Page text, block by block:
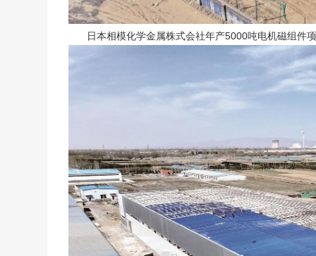
日本相模化学金属株式会社年产5000吨电机磁组件